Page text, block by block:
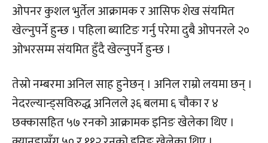
ओपनर कुशल भुर्तेल आक्रामक र आसिफ शेख संयमित
खेल्नुपर्ने हुन्छ । पहिला ब्याटिङ गर्नु परेमा दुबै ओपनरले २०
ओभरसम्म संयमित हुँदै खेल्नुपर्ने हुन्छ ।
तेस्रो नम्बरमा अनिल साह हुनेछन् । अनिल राम्रो लयमा छन् ।
नेदरल्यान्ड्सविरुद्ध अनिलले ३६ बलमा ६ चौका र ४
छक्कासहित ५७ रनको आक्रामक इनिङ खेलेका थिए ।